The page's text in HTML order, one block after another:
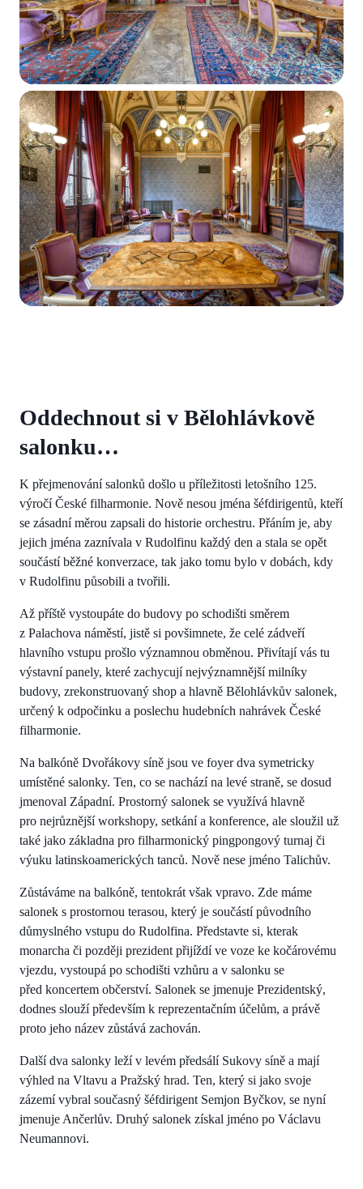
Oddechnout si v Bělohlávkově
salonku…
K přejmenování salonků došlo u příležitosti letošního 125.
výročí České filharmonie. Nově nesou jména šéfdirigentů, kteří
se zásadní měrou zapsali do historie orchestru. Přáním je, aby
jejich jména zaznívala v Rudolfinu každý den a stala se opět
součástí běžné konverzace, tak jako tomu bylo v dobách, kdy
v Rudolfinu působili a tvořili.
Až příště vystoupáte do budovy po schodišti směrem
z Palachova náměstí, jistě si povšimnete, že celé zádveří
hlavního vstupu prošlo významnou obměnou. Přivítají vás tu
výstavní panely, které zachycují nejvýznamnější milníky
budovy, zrekonstruovaný shop a hlavně Bělohlávkův salonek,
určený k odpočinku a poslechu hudebních nahrávek České
filharmonie.
Na balkóně Dvořákovy síně jsou ve foyer dva symetricky
umístěné salonky. Ten, co se nachází na levé straně, se dosud
jmenoval Západní. Prostorný salonek se využívá hlavně
pro nejrůznější workshopy, setkání a konference, ale sloužil už
také jako základna pro filharmonický pingpongový turnaj či
výuku latinskoamerických tanců. Nově nese jméno Talichův.
Zůstáváme na balkóně, tentokrát však vpravo. Zde máme
salonek s prostornou terasou, který je součástí původního
důmyslného vstupu do Rudolfina. Představte si, kterak
monarcha či později prezident přijíždí ve voze ke kočárovému
vjezdu, vystoupá po schodišti vzhůru a v salonku se
před koncertem občerství. Salonek se jmenuje Prezidentský,
dodnes slouží především k reprezentačním účelům, a právě
proto jeho název zůstává zachován.
Další dva salonky leží v levém předsálí Sukovy síně a mají
výhled na Vltavu a Pražský hrad. Ten, který si jako svoje
zázemí vybral současný šéfdirigent Semjon Byčkov, se nyní
jmenuje Ančerlův. Druhý salonek získal jméno po Václavu
Neumannovi.